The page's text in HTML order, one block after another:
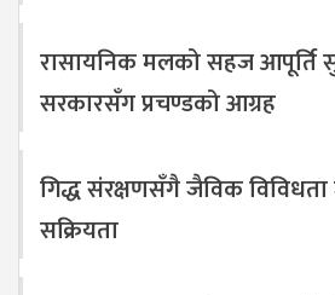
रासायनिक मलको सहज आपूर्ति
सरकारसँग प्रचण्डको आग्रह
गिद्ध संरक्षणसँगै जैविक विविधता
सक्रियता